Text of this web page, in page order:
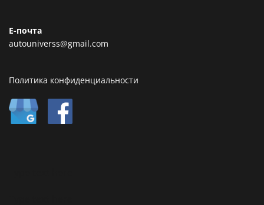
Е-почта
autouniverss@gmail.com
Политика конфиденциальности